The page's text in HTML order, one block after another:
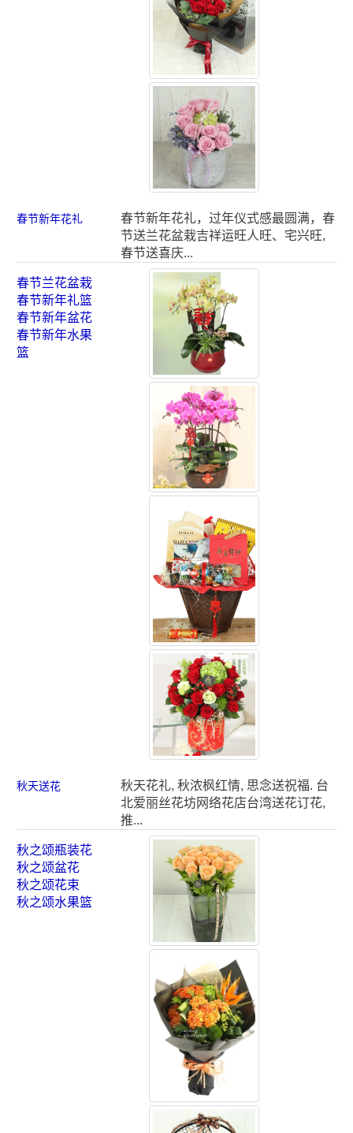
春节新年花礼
春节新年花礼，过年仪式感最圆满，春
节送兰花盆栽吉祥运旺人旺、宅兴旺,
春节送喜庆...
春节兰花盆栽
春节新年礼篮
春节新年盆花
春节新年水果
篮
秋天送花
秋天花礼, 秋浓枫红情, 思念送祝福. 台
北爱丽丝花坊网络花店台湾送花订花,
推...
秋之颂瓶装花
秋之颂盆花
秋之颂花束
秋之颂水果篮